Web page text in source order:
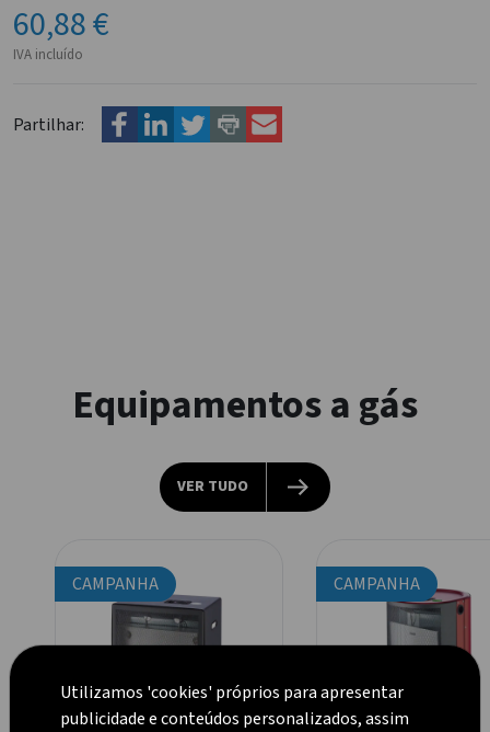
60,88 €
IVA incluído
Partilhar:
Equipamentos a gás
VER TUDO
CAMPANHA CAMPANHA
Utilizamos 'cookies' próprios para apresentar
publicidade e conteúdos personalizados, assim